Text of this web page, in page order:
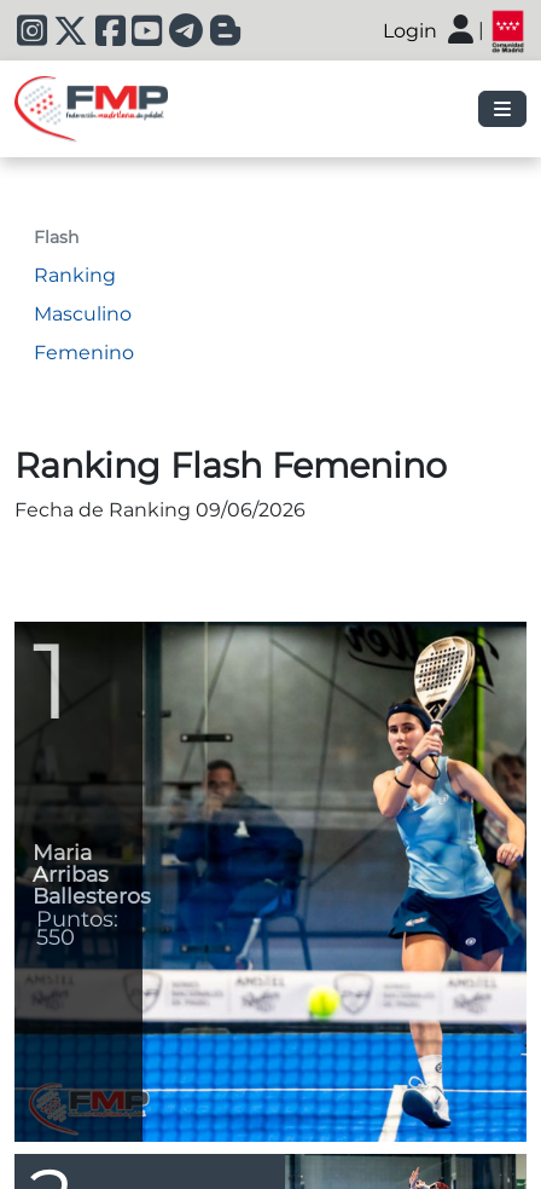
|
Login |
Flash
Ranking
Masculino
Femenino
Ranking Flash Femenino
Fecha de Ranking 09/06/2026
1
Maria
Arribas
Ballesteros
Puntos:
550